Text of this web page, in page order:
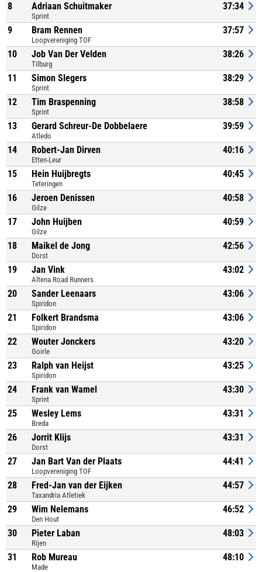
8 Adriaan Schuitmaker
Sprint
37:34
9 Bram Rennen
Loopvereniging TOF
37:57
10 Job Van Der Velden
Tilburg
38:26
11 Simon Slegers
Sprint
38:29
12 Tim Braspenning
Sprint
38:58
13 Gerard Schreur-De Dobbelaere
Atledo
39:59
14 Robert-Jan Dirven
Etten-Leur
40:16
15 Hein Huijbregts
Teteringen
40:45
16 Jeroen Denissen
Gilze
40:58
17 John Huijben
Gilze
40:59
18 Maikel de Jong
Dorst
42:56
19 Jan Vink
Altena Road Runners
43:02
20 Sander Leenaars
Spiridon
43:06
21 Folkert Brandsma
Spiridon
43:06
22 Wouter Jonckers
Goirle
43:20
23 Ralph van Heijst
Spiridon
43:25
24 Frank van Wamel
Sprint
43:30
25 Wesley Lems
Breda
43:31
26 Jorrit Klijs
Dorst
43:31
27 Jan Bart Van der Plaats
Loopvereniging TOF
44:41
28 Fred-Jan van der Eijken
Taxandria Atletiek
44:57
29 Wim Nelemans
Den Hout
46:52
30 Pieter Laban
Rijen
48:03
31 Rob Mureau
Made
48:10